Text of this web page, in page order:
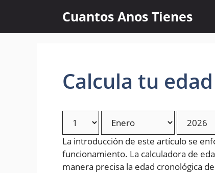
content
Cuantos Anos Tienes
Calcula tu edad
La introducción de este artículo se
funcionamiento. La calculadora de
manera precisa la edad cronológica